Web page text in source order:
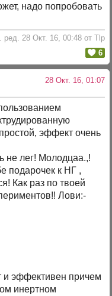
надо попробовать
ред. 28 Окт. 16, 00:48 от Tlp
6
28 Окт. 16, 01:07
эффект очень
не лег! Молодцаа.,!
подарочек к НГ ,
Как раз по твоей
Лови:-
и эффективен причем
инертном